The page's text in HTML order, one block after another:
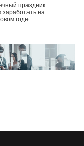
праздник
заработать на
годе